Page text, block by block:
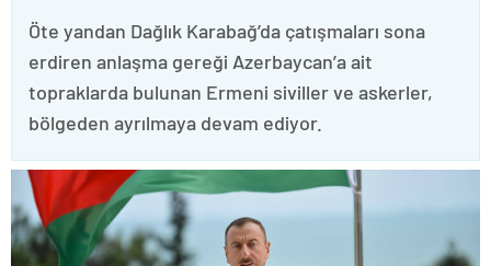
Öte yandan Dağlık Karabağ’da çatışmaları sona
erdiren anlaşma gereği Azerbaycan’a ait
topraklarda bulunan Ermeni siviller ve askerler,
bölgeden ayrılmaya devam ediyor.